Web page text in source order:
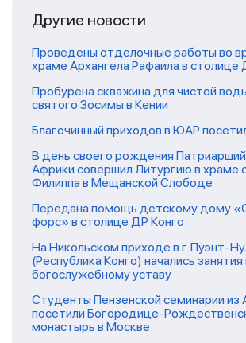
Другие новости
Проведены отделочные работы во
храме Архангела Рафаила в столице
Пробурена скважина для чистой
святого Зосимы в Кении
Благочинный приходов в ЮАР
В день своего рождения Патриарший
Африки совершил Литургию в храме
Филиппа в Мещанской Слободе
Передана помощь детскому дому
форс» в столице ДР Конго
На Никольском приходе в г. Пуэнт-
(Республика Конго) начались занятия
богослужебному уставу
Студенты Пензенской семинарии из
посетили Богородице-
монастырь в Москве